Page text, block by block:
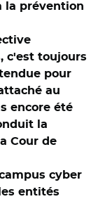
la prévention
c'est toujours
pour
au
encore été
la
Cour de
cyber
entités